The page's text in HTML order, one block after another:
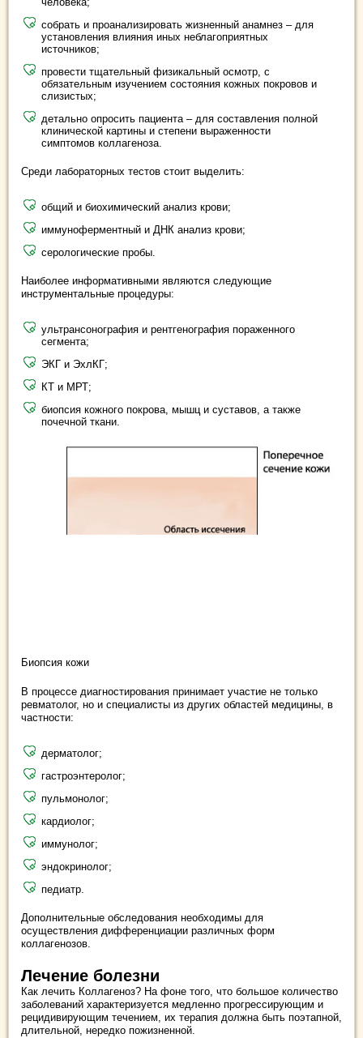
собрать и проанализировать жизненный анамнез – для
установления влияния иных неблагоприятных
источников;
провести тщательный физикальный осмотр, с
обязательным изучением состояния кожных покровов и
слизистых;
детально опросить пациента – для составления полной
клинической картины и степени выраженности
симптомов коллагеноза.
Среди лабораторных тестов стоит выделить:
общий и биохимический анализ крови;
иммуноферментный и ДНК анализ крови;
серологические пробы.
Наиболее информативными являются следующие
инструментальные процедуры:
ультрансонография и рентгенография пораженного
сегмента;
ЭКГ и ЭхлКГ;
КТ и МРТ;
биопсия кожного покрова, мышц и суставов, а также
почечной ткани.
Биопсия кожи
В процессе диагностирования принимает участие не только
ревматолог, но и специалисты из других областей медицины, в
частности:
дерматолог;
гастроэнтеролог;
пульмонолог;
кардиолог;
иммунолог;
эндокринолог;
педиатр.
Дополнительные обследования необходимы для
осуществления дифференциации различных форм
коллагенозов.
Лечение болезни
Как лечить Коллагеноз? На фоне того, что большое количество
заболеваний характеризуется медленно прогрессирующим и
рецидивирующим течением, их терапия должна быть поэтапной,
длительной, нередко пожизненной.